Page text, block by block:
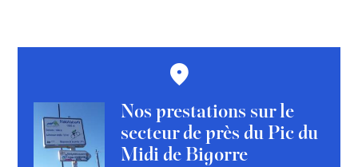
Nos prestations sur le
secteur de près du Pic du
Midi de Bigorre